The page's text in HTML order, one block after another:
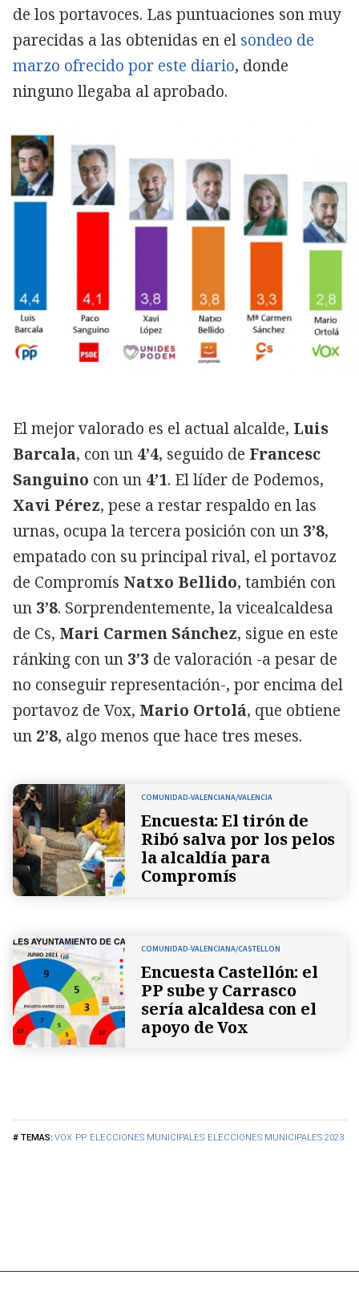
VOX PP ELECCIONES MUNICIPALES ELECCIONES MUNICIPALES 2023
de los portavoces. Las puntuaciones son muy
parecidas a las obtenidas en el sondeo de
marzo ofrecido por este diario, donde
ninguno llegaba al aprobado.
El mejor valorado es el actual alcalde, Luis
Barcala, con un 4’4, seguido de Francesc
Sanguino con un 4’1. El líder de Podemos,
Xavi Pérez, pese a restar respaldo en las
urnas, ocupa la tercera posición con un 3’8,
empatado con su principal rival, el portavoz
de Compromís Natxo Bellido, también con
un 3’8. Sorprendentemente, la vicealcaldesa
de Cs, Mari Carmen Sánchez, sigue en este
ránking con un 3’3 de valoración -a pesar de
no conseguir representación-, por encima del
portavoz de Vox, Mario Ortolá, que obtiene
un 2’8, algo menos que hace tres meses.
COMUNIDAD-VALENCIANA/VALENCIA
Encuesta: El tirón de
Ribó salva por los pelos
la alcaldía para
Compromís
COMUNIDAD-VALENCIANA/CASTELLON
Encuesta Castellón: el
PP sube y Carrasco
sería alcaldesa con el
apoyo de Vox